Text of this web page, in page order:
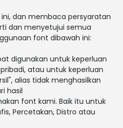
dan membaca persyaratan
dan menyetujui semua
font dibawah ini:
digunakan untuk keperluan
atau untuk keperluan
alias tidak menghasilkan
hasil
font kami. Baik itu untuk
Percetakan, Distro atau